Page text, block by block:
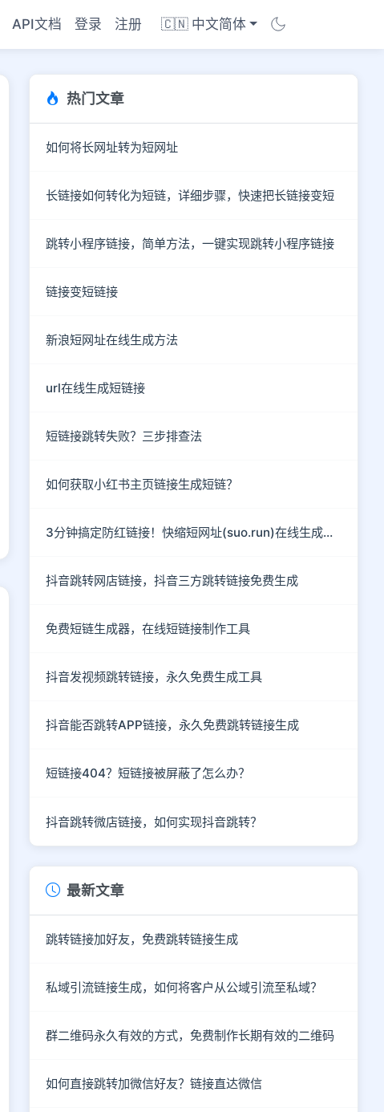
API文档 登录 注册 🇨🇳 中文简体
热门文章
如何将长网址转为短网址
长链接如何转化为短链，详细步骤，快速把长链接变短
跳转小程序链接，简单方法，一键实现跳转小程序链接
链接变短链接
新浪短网址在线生成方法
url在线生成短链接
短链接跳转失败？三步排查法
如何获取小红书主页链接生成短链？
3分钟搞定防红链接！快缩短网址(suo.run)在线生成指南
抖音跳转网店链接，抖音三方跳转链接免费生成
免费短链生成器，在线短链接制作工具
抖音发视频跳转链接，永久免费生成工具
抖音能否跳转APP链接，永久免费跳转链接生成
短链接404？短链接被屏蔽了怎么办？
抖音跳转微店链接，如何实现抖音跳转？
最新文章
跳转链接加好友，免费跳转链接生成
私域引流链接生成，如何将客户从公域引流至私域？
群二维码永久有效的方式，免费制作长期有效的二维码
如何直接跳转加微信好友？链接直达微信